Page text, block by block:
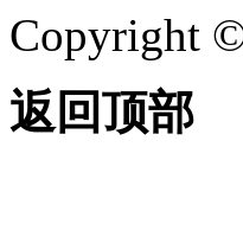
Copyright
返回顶部